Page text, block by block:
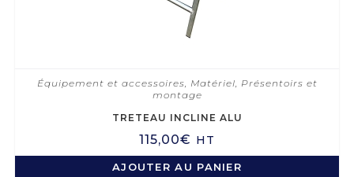
Équipement et accessoires Matériel Présentoirs et
montage
TRETEAU INCLINE ALU
115,00€ HT
AJOUTER AU PANIER